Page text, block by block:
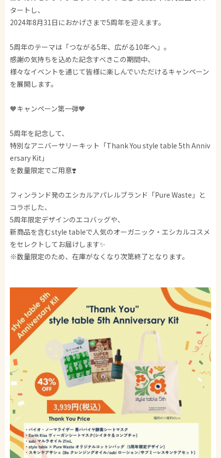
タートし、
2024年8月31日におかげさまで5周年を迎えます。
5周年のテーマは「つながる5年、広がる10年へ」。
感謝の気持ちを込めた記念すべきこの期間中、
様々なイベントを通じて皆様に楽しんでいただけるキャンペーン
を展開します。
🧡キャンペーン第一弾🧡
5周年を記念して、
特別なアニバーサリーキット「Thank You style table 5th Anniv
ersary Kit」
を数量限定でご用意❣️
フィンランド発のエシカルアパレルブランド「Pure Waste」と
コラボした、
5周年限定デザインのエコバッグや、
新商品を含むstyle tableで人気のオーガニック・エシカルコスメ
をセレクトしてお届けします✨
※数量限定のため、在庫がなくなり次第終了となります。